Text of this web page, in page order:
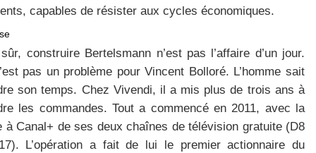
capables de résister aux cycles économiques.
construire Bertelsmann n’est pas l’affaire d’un jour.
pas un problème pour Vincent Bolloré. L’homme sait
son temps. Chez Vivendi, il a mis plus de trois ans à
les commandes. Tout a commencé en 2011, avec la
à Canal+ de ses deux chaînes de télévision gratuite (D8
L’opération a fait de lui le premier actionnaire du